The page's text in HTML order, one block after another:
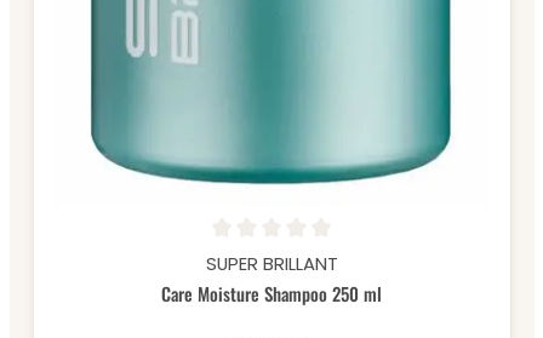
Durchschnittliche Bewertung von 0 von 5 Sternen
SUPER BRILLANT
Care Moisture Shampoo 250 ml